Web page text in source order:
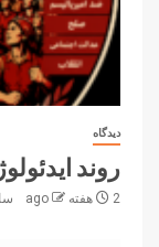
دیدگاه
روند
2 هفته ago